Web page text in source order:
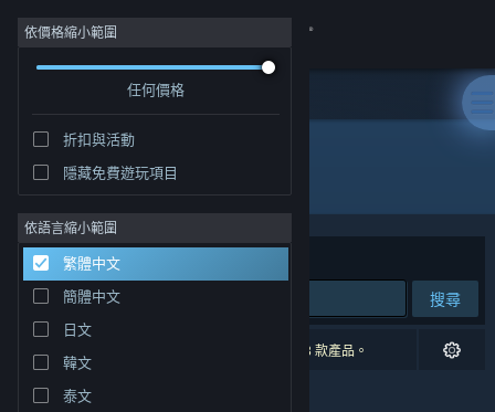
登入
社群
關於
客服
變更語言
取得 Steam 行動應用程式
依價格縮小範圍
任何價格
折扣與活動
隱藏免費遊玩項目
依語言縮小範圍
繁體中文
簡體中文
日文
韓文
泰文
開發人員: ENTERi
排序依據 相關性
搜尋
0 項相符的搜尋結果。 已根據您的偏好設定排除 3 款產品。